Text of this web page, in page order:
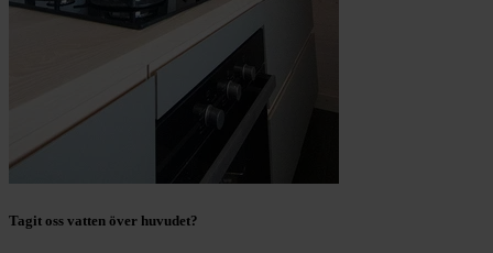
Tagit oss vatten över huvudet?